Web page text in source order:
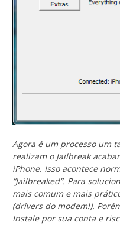
Agora é um processo um
realizam o Jailbreak
iPhone. Isso acontece
“Jailbreaked”. Para
mais comum e mais
(drivers do modem!).
Instale por sua conta e